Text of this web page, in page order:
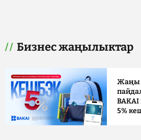
Бизнес жаңылыктар
Жаңы
5%